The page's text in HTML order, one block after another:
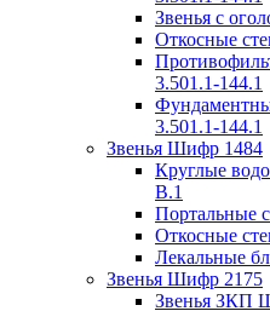
Звенья с
Откосные
3.501.1-144.1
3.501.1-144.1
Звенья Шифр 1484
Круглые
В.1
Портальные
Откосные
Лекальные
Звенья Шифр 2175
Звенья ЗКП